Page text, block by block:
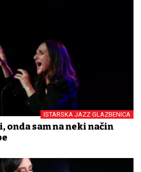
ISTARSKA JAZZ GLAZBENICA
onda sam na neki način